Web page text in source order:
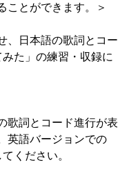
ことができます。＞
、日本語の歌詞とコー
た」の練習・収録に
歌詞とコード進行が表
英語バージョンでの
ください。